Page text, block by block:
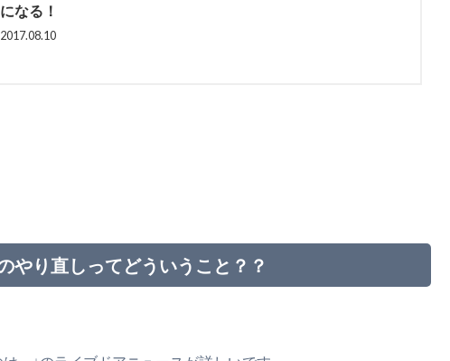
になる！
2017.08.10
やり直しってどういうこと？？